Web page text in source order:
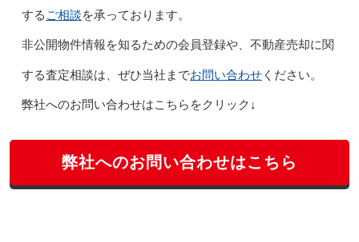
する ご相談を承っております。
非公開物件情報を知るための会員登録や、不動産売却に関
する査定相談は、ぜひ当社までお問い合わせください。
弊社へのお問い合わせはこちらをクリック↓
弊社へのお問い合わせはこちら